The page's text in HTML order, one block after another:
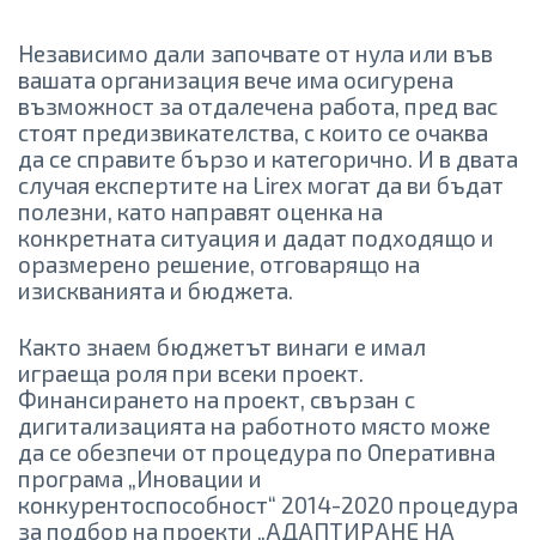
Независимо дали започвате от нула или във
вашата организация вече има осигурена
възможност за отдалечена работа, пред вас
стоят предизвикателства, с които се очаква
да се справите бързо и категорично. И в двата
случая експертите на Lirex могат да ви бъдат
полезни, като направят оценка на
конкретната ситуация и дадат подходящо и
оразмерено решение, отговарящо на
изискванията и бюджета.
Както знаем бюджетът винаги е имал
играеща роля при всеки проект.
Финансирането на проект, свързан с
дигитализацията на работното място може
да се обезпечи от процедура по Оперативна
програма „Иновации и
конкурентоспособност“ 2014-2020 процедура
за подбор на проекти „АДАПТИРАНЕ НА